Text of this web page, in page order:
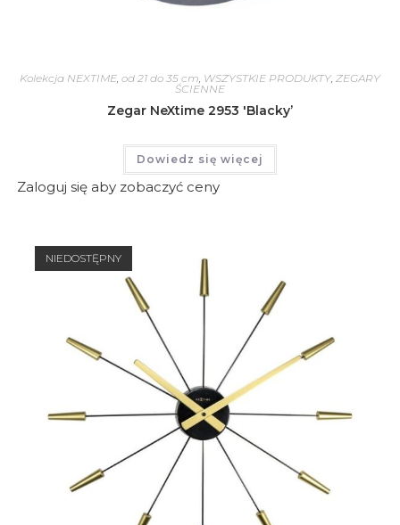
Kolekcja NEXTIME, od 21 do 35 cm, WSZYSTKIE PRODUKTY, ZEGARY
ŚCIENNE
Zegar NeXtime 2953 'Blacky’
Dowiedz się więcej
Zaloguj się aby zobaczyć ceny
NIEDOSTĘPNY